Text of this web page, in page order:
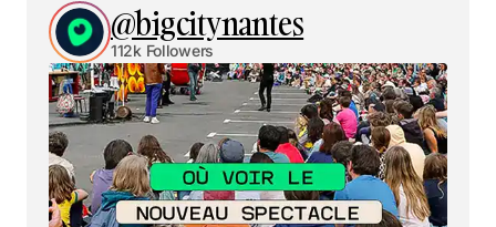
@bigcitynantes
112k Followers